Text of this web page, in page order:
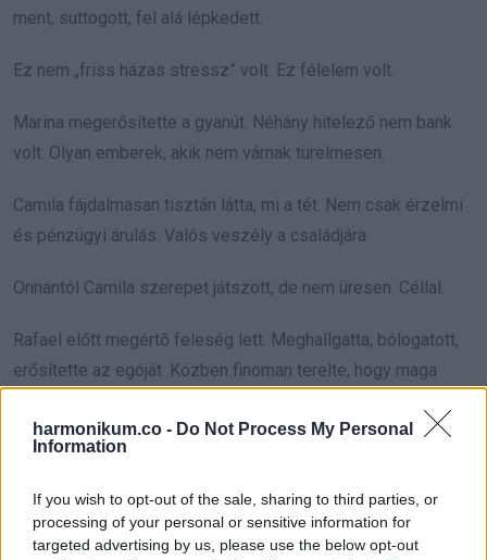
harmonikum.co - Do Not Process My Personal
Information
If you wish to opt-out of the sale, sharing to third parties, or
processing of your personal or sensitive information for
targeted advertising by us, please use the below opt-out
ment, suttogott, fel alá lépkedett.
Ez nem „friss házas stressz” volt. Ez félelem volt.
Marina megerősítette a gyanút. Néhány hitelező nem bank
volt. Olyan emberek, akik nem várnak türelmesen.
Camila fájdalmasan tisztán látta, mi a tét. Nem csak érzelmi
és pénzügyi árulás. Valós veszély a családjára.
Onnantól Camila szerepet játszott, de nem üresen. Céllal.
Rafael előtt megértő feleség lett. Meghallgatta, bólogatott,
erősítette az egóját. Közben finoman terelte, hogy maga
„Ha nyomás alatt vagy, drágám, mondd el” mondta. „Most
Rafael pont úgy reagált, ahogy Camila várta. Megnyílt. „Régi